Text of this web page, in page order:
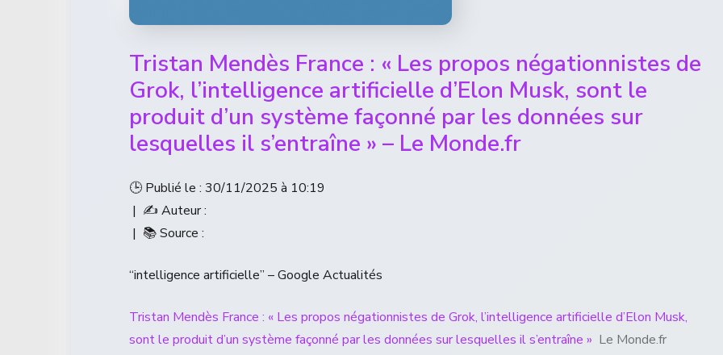
Tristan Mendès France : « Les propos négationnistes de
Grok, l’intelligence artificielle d’Elon Musk, sont le
produit d’un système façonné par les données sur
lesquelles il s’entraîne » – Le Monde.fr
🕒 Publié le : 30/11/2025 à 10:19
| ✍️ Auteur :
| 📚 Source :
“intelligence artificielle” – Google Actualités
Tristan Mendès France : « Les propos négationnistes de Grok, l’intelligence artificielle d’Elon Musk,
sont le produit d’un système façonné par les données sur lesquelles il s’entraîne » Le Monde.fr